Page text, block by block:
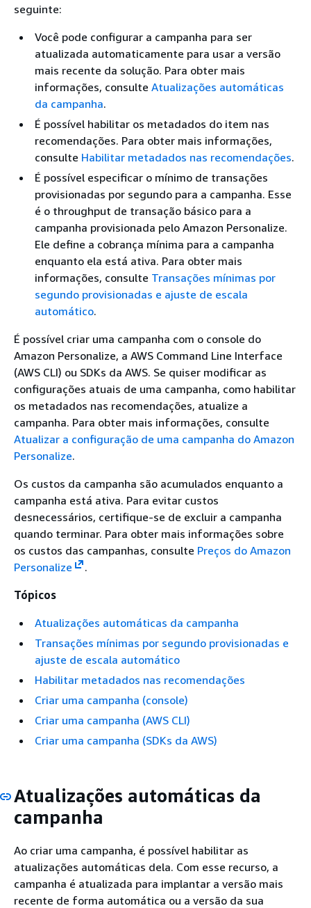
seguinte:
Você pode configurar a campanha para ser
atualizada automaticamente para usar a versão
mais recente da solução. Para obter mais
informações, consulte Atualizações automáticas
da campanha.
É possível habilitar os metadados do item nas
recomendações. Para obter mais informações,
consulte Habilitar metadados nas recomendações.
É possível especificar o mínimo de transações
provisionadas por segundo para a campanha. Esse
é o throughput de transação básico para a
campanha provisionada pelo Amazon Personalize.
Ele define a cobrança mínima para a campanha
enquanto ela está ativa. Para obter mais
informações, consulte Transações mínimas por
segundo provisionadas e ajuste de escala
automático.
É possível criar uma campanha com o console do
Amazon Personalize, a AWS Command Line Interface
(AWS CLI) ou SDKs da AWS. Se quiser modificar as
configurações atuais de uma campanha, como habilitar
os metadados nas recomendações, atualize a
campanha. Para obter mais informações, consulte
Atualizar a configuração de uma campanha do Amazon
Personalize.
Os custos da campanha são acumulados enquanto a
campanha está ativa. Para evitar custos
desnecessários, certifique-se de excluir a campanha
quando terminar. Para obter mais informações sobre
os custos das campanhas, consulte Preços do Amazon
Personalize
.
Tópicos
Atualizações automáticas da campanha
Transações mínimas por segundo provisionadas e
ajuste de escala automático
Habilitar metadados nas recomendações
Criar uma campanha (console)
Criar uma campanha (AWS CLI)
Criar uma campanha (SDKs da AWS)
Atualizações automáticas da
campanha
Ao criar uma campanha, é possível habilitar as
atualizações automáticas dela. Com esse recurso, a
campanha é atualizada para implantar a versão mais
recente de forma automática ou a versão da sua